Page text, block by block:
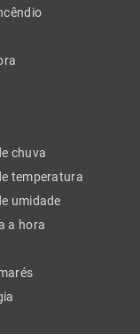
chuva
temperatura
umidade
a hora